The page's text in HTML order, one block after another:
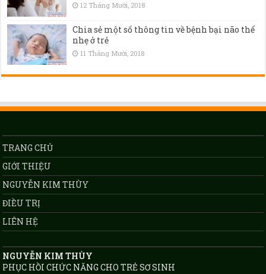
12 Tháng Mười, 2018
Chia sẻ một số thông tin về bệnh bại não thể
nhẹ ở trẻ
11 Tháng Mười, 2018
TRANG CHỦ
GIỚI THIỆU
NGUYỄN KIM THÙY
ĐIỀU TRỊ
LIÊN HỆ
NGUYỄN KIM THÙY
PHỤC HỒI CHỨC NĂNG CHO TRẺ SƠ SINH